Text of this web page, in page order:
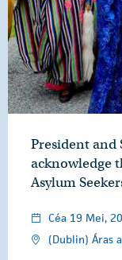
President and
acknowledge
Asylum
Céa 19 Mei,
(Dublin) Áras